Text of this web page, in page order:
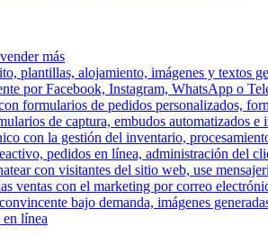
más
plantillas, alojamiento, imágenes y textos
por Facebook, Instagram, WhatsApp o
formularios de pedidos personalizados,
de captura, embudos automatizados
con la gestión del inventario,
pedidos en línea, administración del
con visitantes del sitio web, use
ventas con el marketing por correo
bajo demanda, imágenes
línea